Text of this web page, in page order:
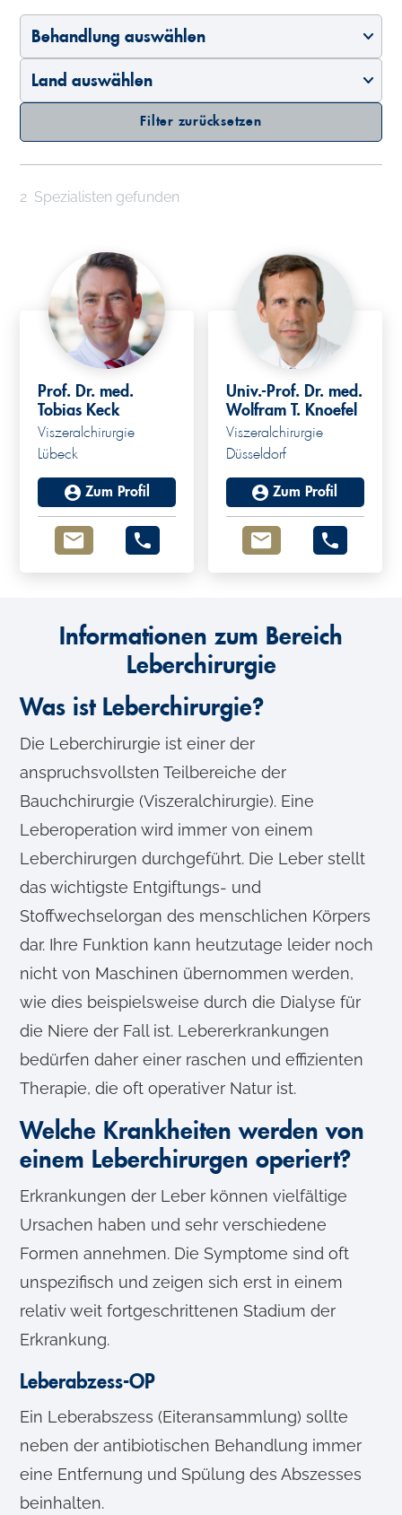
Behandlung auswählen
Land auswählen
Filter zurücksetzen
2 Spezialisten gefunden
Prof. Dr. med.
Tobias Keck
Viszeralchirurgie
Lübeck
Zum Profil
Univ.-Prof. Dr. med.
Wolfram T. Knoefel
Viszeralchirurgie
Düsseldorf
Zum Profil
Informationen zum Bereich
Leberchirurgie
Was ist Leberchirurgie?
Die Leberchirurgie ist einer der
anspruchsvollsten Teilbereiche der
Bauchchirurgie (Viszeralchirurgie). Eine
Leberoperation wird immer von einem
Leberchirurgen durchgeführt. Die Leber stellt
das wichtigste Entgiftungs- und
Stoffwechselorgan des menschlichen Körpers
dar. Ihre Funktion kann heutzutage leider noch
nicht von Maschinen übernommen werden,
wie dies beispielsweise durch die Dialyse für
die Niere der Fall ist. Lebererkrankungen
bedürfen daher einer raschen und effizienten
Therapie, die oft operativer Natur ist.
Welche Krankheiten werden von
einem Leberchirurgen operiert?
Erkrankungen der Leber können vielfältige
Ursachen haben und sehr verschiedene
Formen annehmen. Die Symptome sind oft
unspezifisch und zeigen sich erst in einem
relativ weit fortgeschrittenen Stadium der
Erkrankung.
Leberabzess-OP
Ein Leberabszess (Eiteransammlung) sollte
neben der antibiotischen Behandlung immer
eine Entfernung und Spülung des Abszesses
beinhalten.